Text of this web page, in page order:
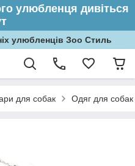
улюбленця дивіться
улюбленців Зоо Стиль
для собак Одяг для собак